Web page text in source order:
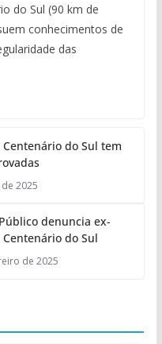
do Sul (90 km de
conhecimentos de
das
do Sul tem
2025
denuncia ex-
do Sul
de 2025